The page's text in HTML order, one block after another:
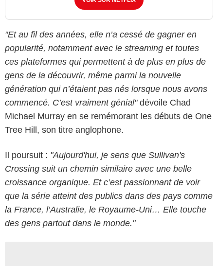
"Et au fil des années, elle n’a cessé de gagner en
popularité, notamment avec le streaming et toutes
ces plateformes qui permettent à de plus en plus de
gens de la découvrir, même parmi la nouvelle
génération qui n’étaient pas nés lorsque nous avons
commencé. C’est vraiment génial" dévoile Chad
Michael Murray en se remémorant les débuts de One
Tree Hill, son titre anglophone.
Il poursuit : "Aujourd'hui, je sens que Sullivan's
Crossing suit un chemin similaire avec une belle
croissance organique. Et c’est passionnant de voir
que la série atteint des publics dans des pays comme
la France, l’Australie, le Royaume-Uni… Elle touche
des gens partout dans le monde."